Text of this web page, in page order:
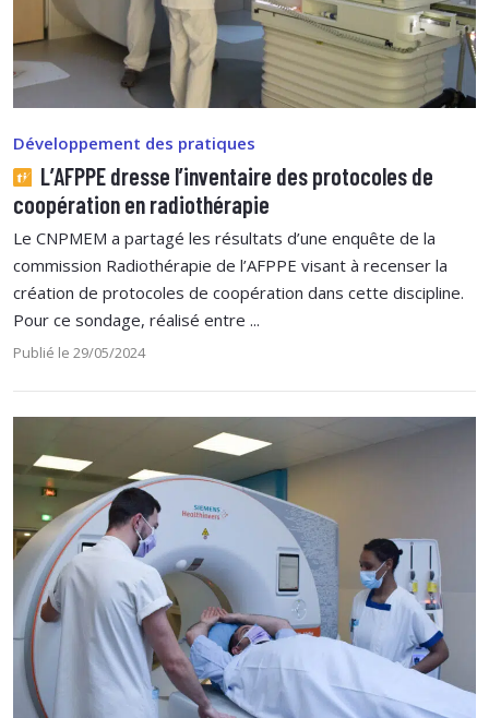
Développement des pratiques
L’AFPPE dresse l’inventaire des protocoles de
coopération en radiothérapie
Le CNPMEM a partagé les résultats d’une enquête de la
commission Radiothérapie de l’AFPPE visant à recenser la
création de protocoles de coopération dans cette discipline.
Pour ce sondage, réalisé entre ...
Publié le 29/05/2024